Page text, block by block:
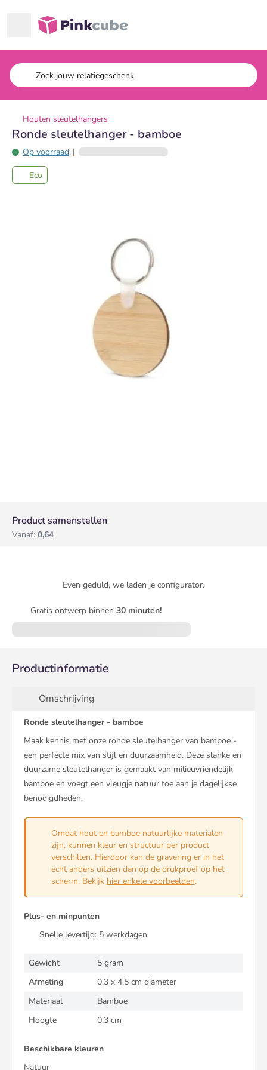
Pinkcube
Houten sleutelhangers
Ronde sleutelhanger - bamboe
Op voorraad |
Eco
Product samenstellen
Vanaf: 0,64
Even geduld, we laden je configurator.
Gratis ontwerp binnen 30 minuten!
Productinformatie
Omschrijving
Ronde sleutelhanger - bamboe
Maak kennis met onze ronde sleutelhanger van bamboe -
een perfecte mix van stijl en duurzaamheid. Deze slanke en
duurzame sleutelhanger is gemaakt van milieuvriendelijk
bamboe en voegt een vleugje natuur toe aan je dagelijkse
benodigdheden.
Omdat hout en bamboe natuurlijke materialen
zijn, kunnen kleur en structuur per product
verschillen. Hierdoor kan de gravering er in het
echt anders uitzien dan op de drukproef op het
scherm. Bekijk hier enkele voorbeelden.
Plus- en minpunten
Snelle levertijd: 5werkdagen
Gewicht
5 gram
Afmeting
0,3 x 4,5 cm diameter
Materiaal
Bamboe
Hoogte
0,3 cm
Beschikbare kleuren
Natuur